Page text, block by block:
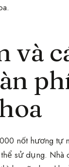
và
nốt hương
sử dụng.